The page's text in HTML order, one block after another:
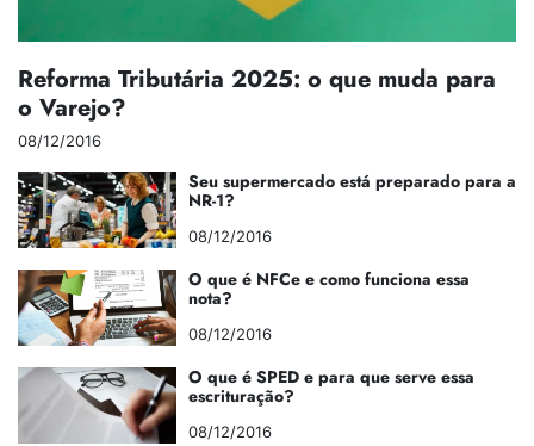
Reforma Tributária 2025: o que muda para
o Varejo?
08/12/2016
Seu supermercado está preparado para a
NR-1?
08/12/2016
O que é NFCe e como funciona essa
nota?
08/12/2016
O que é SPED e para que serve essa
escrituração?
08/12/2016